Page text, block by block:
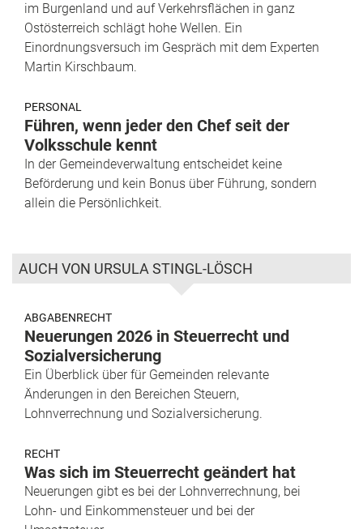
im Burgenland und auf Verkehrsflächen in ganz
Ostösterreich schlägt hohe Wellen. Ein
Einordnungsversuch im Gespräch mit dem Experten
Martin Kirschbaum.
PERSONAL
Führen, wenn jeder den Chef seit der
Volksschule kennt
In der Gemeindeverwaltung entscheidet keine
Beförderung und kein Bonus über Führung, sondern
allein die Persönlichkeit.
AUCH VON URSULA STINGL-LÖSCH
ABGABENRECHT
Neuerungen 2026 in Steuerrecht und
Sozialversicherung
Ein Überblick über für Gemeinden relevante
Änderungen in den Bereichen Steuern,
Lohnverrechnung und Sozialversicherung.
RECHT
Was sich im Steuerrecht geändert hat
Neuerungen gibt es bei der Lohnverrechnung, bei
Lohn- und Einkommensteuer und bei der